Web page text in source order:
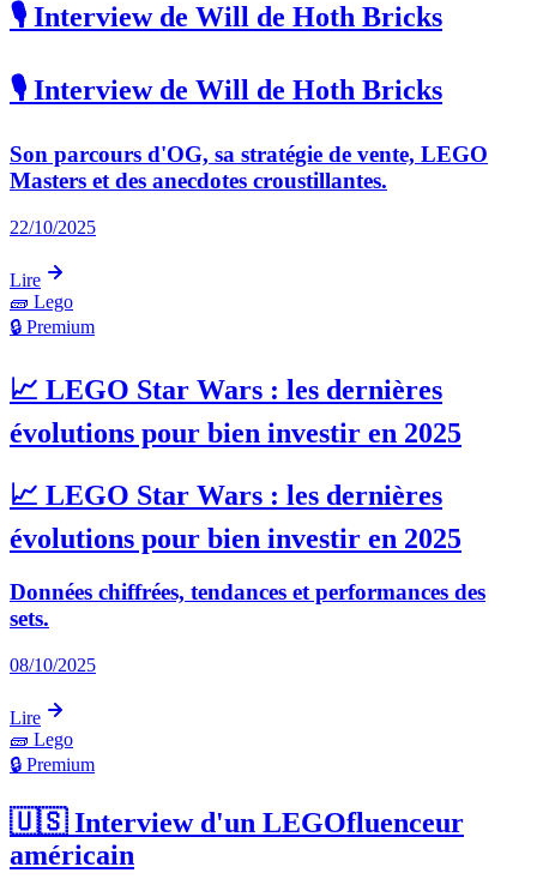
🎙️ Interview de Will de Hoth Bricks
🎙️ Interview de Will de Hoth Bricks
Son parcours d'OG, sa stratégie de vente, LEGO
Masters et des anecdotes croustillantes.
22/10/2025
Lire
🧱 Lego
🔒 Premium
📈 LEGO Star Wars : les dernières
évolutions pour bien investir en 2025
📈 LEGO Star Wars : les dernières
évolutions pour bien investir en 2025
Données chiffrées, tendances et performances des
sets.
08/10/2025
Lire
🧱 Lego
🔒 Premium
🇺🇸 Interview d'un LEGOfluenceur
américain